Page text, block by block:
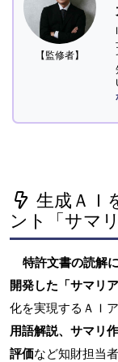
【監修者】
生成ＡＩ
ント「サマリ
特許文書の読解
開発した「サマリア
化を実現するＡＩ
用語解説、サマリ
評価など知財担当